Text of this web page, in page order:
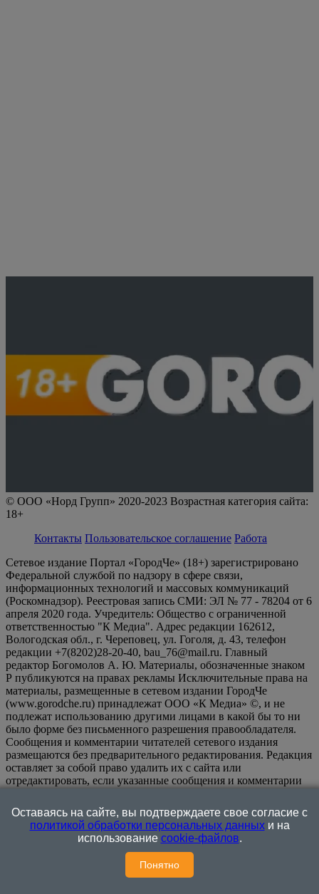
© ООО «Норд Групп» 2020-2023 Возрастная категория сайта:
18+
Контакты Пользовательское соглашение Работа
Сетевое издание Портал «ГородЧе» (18+) зарегистрировано
Федеральной службой по надзору в сфере связи,
информационных технологий и массовых коммуникаций
(Роскомнадзор). Реестровая запись СМИ: ЭЛ № 77 - 78204 от 6
апреля 2020 года. Учредитель: Общество с ограниченной
ответственностью "К Медиа". Адрес редакции 162612,
Вологодская обл., г. Череповец, ул. Гоголя, д. 43, телефон
редакции +7(8202)28-20-40, bau_76@mail.ru. Главный
редактор Богомолов А. Ю. Материалы, обозначенные знаком
Р публикуются на правах рекламы Исключительные права на
материалы, размещенные в сетевом издании ГородЧе
(www.gorodche.ru) принадлежат ООО «К Медиа» ©, и не
подлежат использованию другими лицами в какой бы то ни
было форме без письменного разрешения правообладателя.
Сообщения и комментарии читателей сетевого издания
размещаются без предварительного редактирования. Редакция
оставляет за собой право удалить их с сайта или
отредактировать, если указанные сообщения и комментарии
или нарушением иных требований закона.
информационном ресурсе применяются рекомендательные
технологии (информационные технологии предоставления
информации на основе сбора, систематизации и анализа
сведений, относящихся к предпочтениям пользователей сети
"Интернет", находящихся на территории Российской
Оставаясь на сайте, вы подтверждаете свое согласие с
политикой обработки персональных данныхи на
использование cookie-файлов.
Понятно